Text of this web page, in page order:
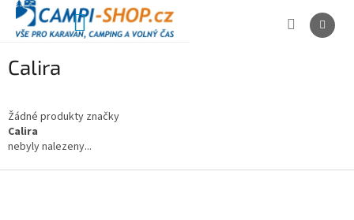
Přejít
obsah
NÁKUPNÍ
Calira
Žádné produkty značky
Calira
nebyly nalezeny...